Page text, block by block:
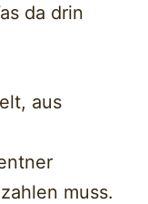
da drin
aus
muss.